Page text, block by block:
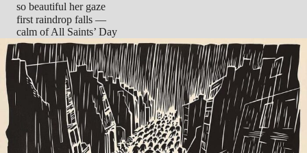
so beautiful her gaze
first raindrop falls —
calm of All Saints’ Day